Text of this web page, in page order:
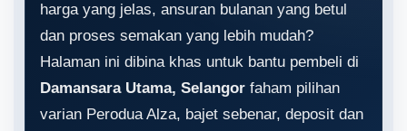
harga yang jelas, ansuran bulanan yang betul
dan proses semakan yang lebih mudah?
Halaman ini dibina khas untuk bantu pembeli di
Damansara Utama, Selangor faham pilihan
varian Perodua Alza, bajet sebenar, deposit dan